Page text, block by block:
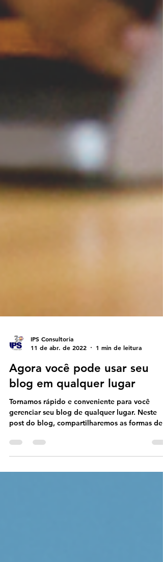
11 de abr. de 2022
1 min de leitura
Agora você pode usar seu
blog em qualquer lugar
Tornamos rápido e conveniente para você
post do blog, compartilharemos as formas de
você...